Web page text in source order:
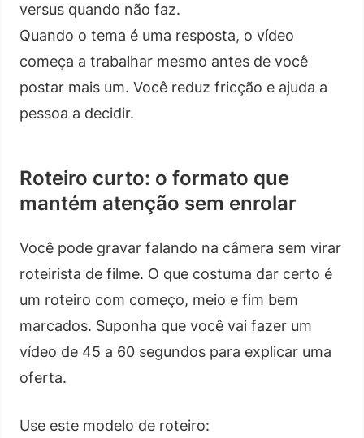
versus quando não faz.
Quando o tema é uma resposta, o vídeo
começa a trabalhar mesmo antes de você
postar mais um. Você reduz fricção e ajuda a
pessoa a decidir.
Roteiro curto: o formato que
mantém atenção sem enrolar
Você pode gravar falando na câmera sem virar
roteirista de filme. O que costuma dar certo é
um roteiro com começo, meio e fim bem
marcados. Suponha que você vai fazer um
vídeo de 45 a 60 segundos para explicar uma
oferta.
Use este modelo de roteiro: